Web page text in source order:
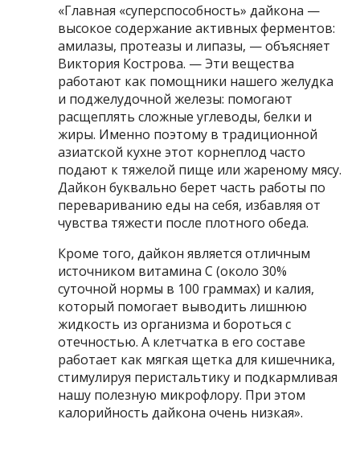
«Главная «суперспособность» дайкона —
высокое содержание активных ферментов:
амилазы, протеазы и липазы, — объясняет
Виктория Кострова. — Эти вещества
работают как помощники нашего желудка
и поджелудочной железы: помогают
расщеплять сложные углеводы, белки и
жиры. Именно поэтому в традиционной
азиатской кухне этот корнеплод часто
подают к тяжелой пище или жареному мясу.
Дайкон буквально берет часть работы по
перевариванию еды на себя, избавляя от
чувства тяжести после плотного обеда.
Кроме того, дайкон является отличным
источником витамина С (около 30%
суточной нормы в 100 граммах) и калия,
который помогает выводить лишнюю
жидкость из организма и бороться с
отечностью. А клетчатка в его составе
работает как мягкая щетка для кишечника,
стимулируя перистальтику и подкармливая
нашу полезную микрофлору. При этом
калорийность дайкона очень низкая».